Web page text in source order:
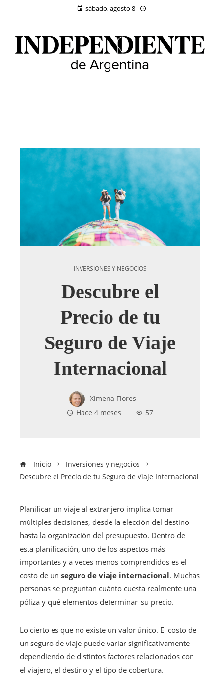
sábado, agosto 8
INVERSIONES Y NEGOCIOS
Descubre el
Precio de tu
Seguro de Viaje
Internacional
Ximena Flores
Hace 4 meses
57
Inicio
Inversiones y negocios
Descubre el Precio de tu Seguro de Viaje Internacional
Planificar un viaje al extranjero implica tomar
múltiples decisiones, desde la elección del destino
hasta la organización del presupuesto. Dentro de
esta planificación, uno de los aspectos más
importantes y a veces menos comprendidos es el
costo de un seguro de viaje internacional. Muchas
personas se preguntan cuánto cuesta realmente una
póliza y qué elementos determinan su precio.
Lo cierto es que no existe un valor único. El costo de
un seguro de viaje puede variar significativamente
dependiendo de distintos factores relacionados con
el viajero, el destino y el tipo de cobertura.